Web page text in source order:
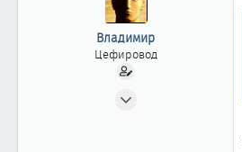
Владимир
Цефировод